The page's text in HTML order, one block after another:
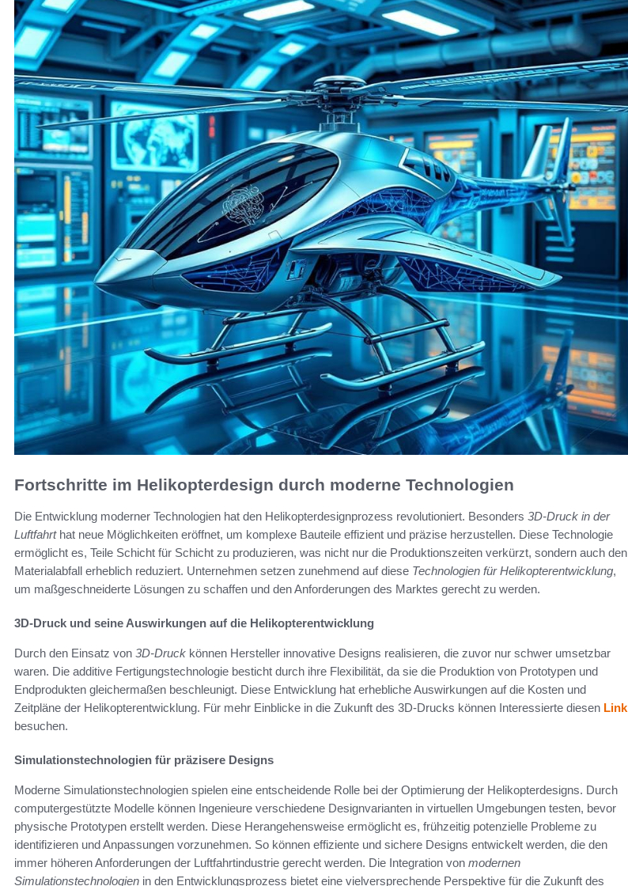
Fortschritte im Helikopterdesign durch moderne Technologien
Die Entwicklung moderner Technologien hat den Helikopterdesignprozess revolutioniert. Besonders 3D-Druck in der
Luftfahrthat neue Möglichkeiten eröffnet, um komplexe Bauteile effizient und präzise herzustellen. Diese Technologie
ermöglicht es, Teile Schicht für Schicht zu produzieren, was nicht nur die Produktionszeiten verkürzt, sondern auch den
Materialabfall erheblich reduziert. Unternehmen setzen zunehmend auf diese Technologien für Helikopterentwicklung,
um maßgeschneiderte Lösungen zu schaffen und den Anforderungen des Marktes gerecht zu werden.
3D-Druck und seine Auswirkungen auf die Helikopterentwicklung
Durch den Einsatz von 3D-Druck können Hersteller innovative Designs realisieren, die zuvor nur schwer umsetzbar
waren. Die additive Fertigungstechnologie besticht durch ihre Flexibilität, da sie die Produktion von Prototypen und
Endprodukten gleichermaßen beschleunigt. Diese Entwicklung hat erhebliche Auswirkungen auf die Kosten und
Zeitpläne der Helikopterentwicklung. Für mehr Einblicke in die Zukunft des 3D-Drucks können Interessierte diesen Link
besuchen.
Simulationstechnologien für präzisere Designs
Moderne Simulationstechnologien spielen eine entscheidende Rolle bei der Optimierung der Helikopterdesigns. Durch
computergestützte Modelle können Ingenieure verschiedene Designvarianten in virtuellen Umgebungen testen, bevor
physische Prototypen erstellt werden. Diese Herangehensweise ermöglicht es, frühzeitig potenzielle Probleme zu
identifizieren und Anpassungen vorzunehmen. So können effiziente und sichere Designs entwickelt werden, die den
immer höheren Anforderungen der Luftfahrtindustrie gerecht werden. Die Integration von modernen
Simulationstechnologien in den Entwicklungsprozess bietet eine vielversprechende Perspektive für die Zukunft des